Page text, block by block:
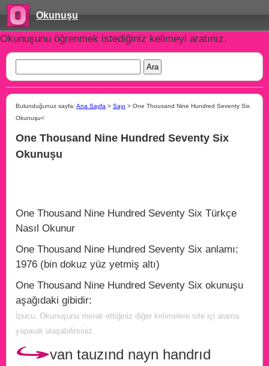
Okunuşu
Okunuşunu öğrenmek istediğiniz kelimeyi aratınız.
Bulunduğunuz sayfa: Ana Sayfa > Sayı > One Thousand Nine Hundred Seventy Six
Okunuşu<
One Thousand Nine Hundred Seventy Six
Okunuşu
One Thousand Nine Hundred Seventy Six Türkçe
Nasıl Okunur
One Thousand Nine Hundred Seventy Six anlamı:
1976 (bin dokuz yüz yetmiş altı)
One Thousand Nine Hundred Seventy Six okunuşu
aşağıdaki gibidir:
İpucu: Okunuşunu merak ettiğiniz diğer kelimelere site içi arama
yaparak ulaşabilirsiniz.
van tauzınd nayn handrıd